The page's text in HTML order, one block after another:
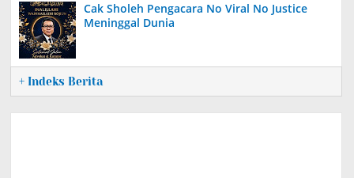
Cak Sholeh Pengacara No Viral No Justice
Meninggal Dunia
+ Indeks Berita